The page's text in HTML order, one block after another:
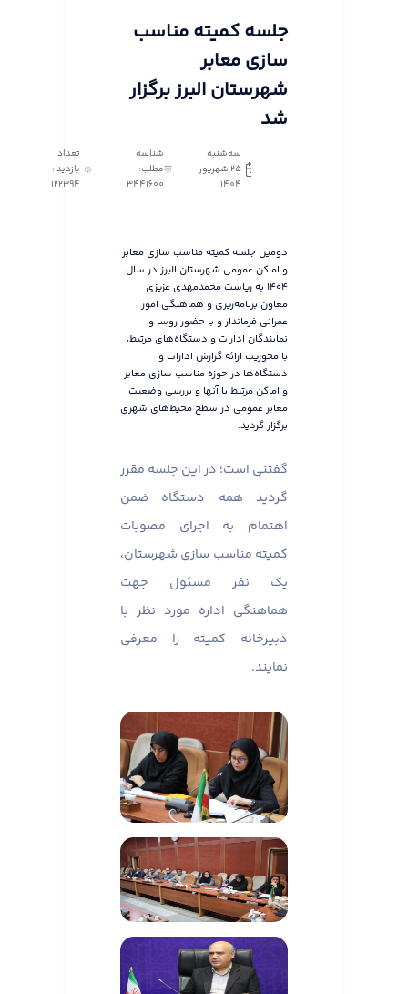
جلسه کمیته مناسب
سازی معابر
شهرستان البرز برگزار
شد
سه‌شنبه
25 شهریور
1404
شناسه
مطلب:
3441600
تعداد
بازدید :
122394
دومین جلسه کمیته مناسب سازی معابر
و اماکن عمومی شهرستان البرز در سال
۱۴۰۴ به ریاست محمدمهدی عزیزی
معاون برنامه‌ریزی و هماهنگی امور
عمرانی فرماندار و با حضور روسا و
نمایندگان ادارات و دستگاه‌های مرتبط،
با محوریت ارائه گزارش ادارات و
دستگاه‌ها در حوزه مناسب سازی معابر
و اماکن مرتبط با آنها و بررسی وضعیت
معابر عمومی در سطح محیط‌های شهری
برگزار گردید.
گفتنی است؛ در این جلسه مقرر
گردید همه دستگاه ضمن
اهتمام به اجرای مصوبات
کمیته مناسب سازی شهرستان،
یک نفر مسئول جهت
هماهنگی اداره مورد نظر با
دبیرخانه کمیته را معرفی
نمایند.